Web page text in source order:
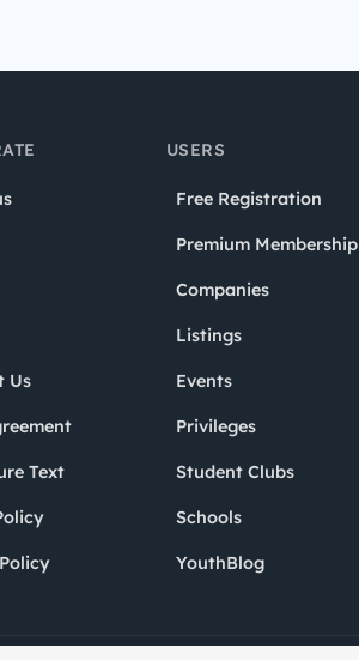
Us
Text
USERS
Free Registration
Premium Membership
Companies
Listings
Events
Privileges
Student Clubs
Schools
YouthBlog